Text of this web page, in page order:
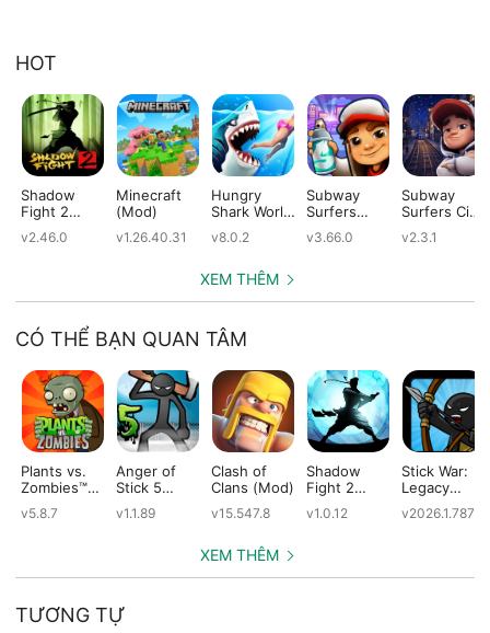
HOT
Shadow
Fight 2
v2.46.0
Minecraft
(Mod)
v1.26.40.31
Hungry
Shark World
v8.0.2
Subway
Surfers
v3.66.0
Subway
Surfers City
v2.3.1
XEM THÊM
CÓ THỂ BẠN QUAN TÂM
Plants vs.
Zombies™
v5.8.7
Anger of
Stick 5
v1.1.89
Clash of
Clans (Mod)
v15.547.8
Shadow
Fight 2
Edition
v1.0.12
Stick War:
Legacy
v2026.1.787
XEM THÊM
TƯƠNG TỰ